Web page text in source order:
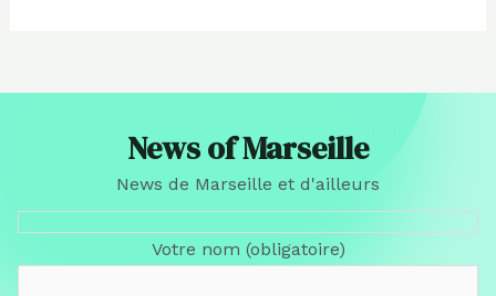
News of Marseille
News de Marseille et d'ailleurs
Votre nom (obligatoire)